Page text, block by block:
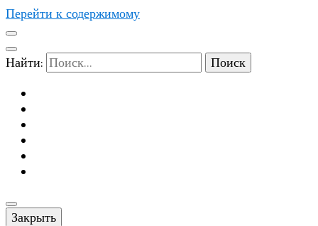
Перейти к содержимому
Найти:
Закрыть